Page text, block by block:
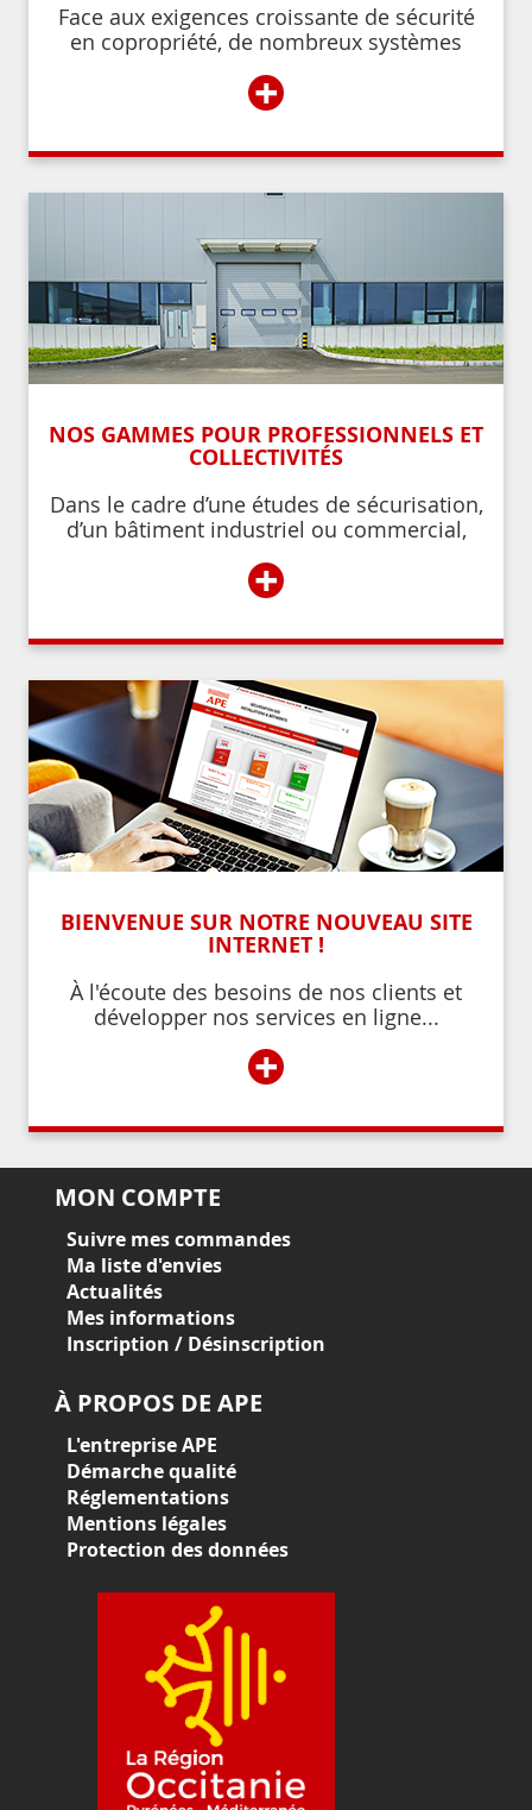
Face aux exigences croissante de sécurité
en copropriété, de nombreux systèmes
l’accès à l’immeuble aux résidents ou aux
personnes autorisées par ces derniers.
+
NOS GAMMES POUR PROFESSIONNELS ET
COLLECTIVITÉS
Dans le cadre d’une études de sécurisation,
d’un bâtiment industriel ou commercial,
+
BIENVENUE SUR NOTRE NOUVEAU SITE
INTERNET !
À l'écoute des besoins de nos clients et
développer nos services en ligne...
+
MON COMPTE
Suivre mes commandes
Ma liste d'envies
Actualités
Mes informations
Inscription / Désinscription
À PROPOS DE APE
L'entreprise APE
Démarche qualité
Réglementations
Mentions légales
Protection des données